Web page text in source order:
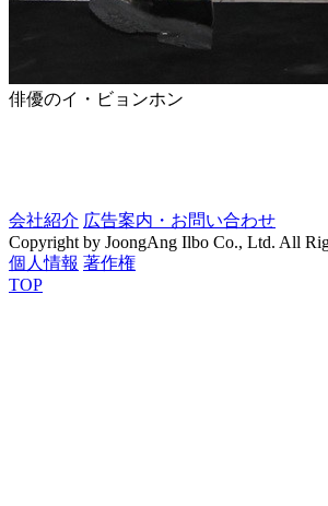
俳優のイ・ビョンホン
会社紹介 広告案内・お問い合わせ
Copyright by JoongAng Ilbo Co., Ltd. All
個人情報 著作権
TOP